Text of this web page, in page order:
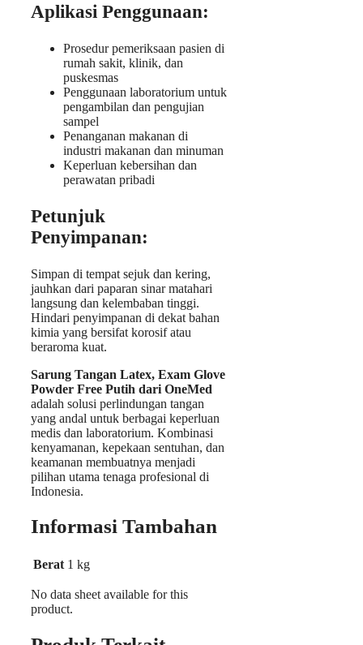
Aplikasi Penggunaan:
Prosedur pemeriksaan pasien di
rumah sakit, klinik, dan
puskesmas
Penggunaan laboratorium untuk
pengambilan dan pengujian
sampel
Penanganan makanan di
industri makanan dan minuman
Keperluan kebersihan dan
perawatan pribadi
Petunjuk
Penyimpanan:
Simpan di tempat sejuk dan kering,
jauhkan dari paparan sinar matahari
langsung dan kelembaban tinggi.
Hindari penyimpanan di dekat bahan
kimia yang bersifat korosif atau
beraroma kuat.
Sarung Tangan Latex, Exam Glove
Powder Free Putih dari OneMed
adalah solusi perlindungan tangan
yang andal untuk berbagai keperluan
medis dan laboratorium. Kombinasi
kenyamanan, kepekaan sentuhan, dan
keamanan membuatnya menjadi
pilihan utama tenaga profesional di
Indonesia.
Informasi Tambahan
Berat 1 kg
No data sheet available for this
product.